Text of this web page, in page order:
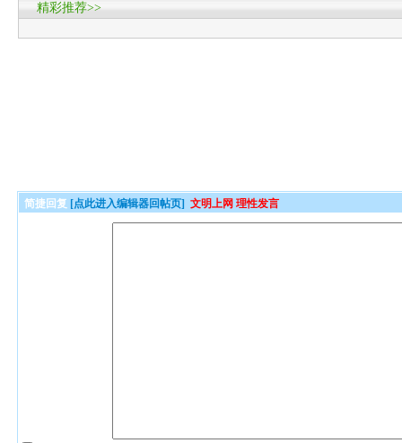
精彩推荐>>
简捷回复 [点此进入编辑器回帖页] 文明上网 理性发言